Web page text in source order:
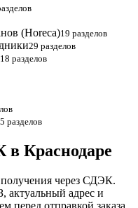
(Horeca)19 разделов
29 разделов
18 разделов
разделов
Краснодаре
через СДЭК.
адрес и
перед отправкой заказа.